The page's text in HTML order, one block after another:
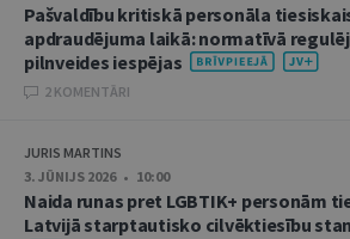
Pašvaldību kritiskā personāla
apdraudējuma laikā: normatīvā
pilnveides iespējas
2 KOMENTĀRI
JURIS MARTINS
3. JŪNIJS 2026 • 10:00
Naida runas pret LGBTIK+ personām
Latvijā starptautisko cilvēktiesību